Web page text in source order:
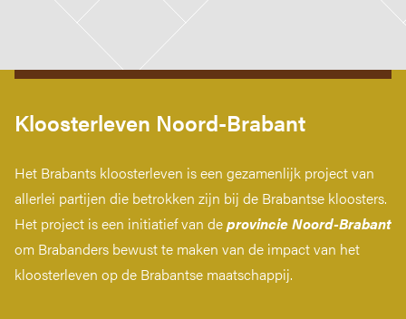
Kloosterleven Noord-Brabant
Het Brabants kloosterleven is een gezamenlijk project van
allerlei partijen die betrokken zijn bij de Brabantse kloosters.
Het project is een initiatief van deprovincie Noord-Brabant
om Brabanders bewust te maken van de impact van het
kloosterleven op de Brabantse maatschappij.